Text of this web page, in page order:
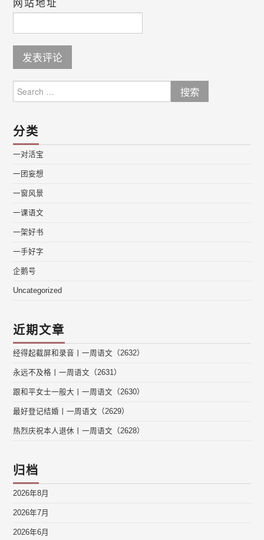
网站地址
for:
分类
一对活宝
一团妄想
一窗风景
一课语文
一架好书
一手好字
企鹅号
Uncategorized
近期文章
经得起截屏和录音丨一周语文（2632）
永远不及格丨一周语文（2631）
跟和平女士一般大丨一周语文（2630）
最好登记结婚丨一周语文（2629）
热烈庆祝本人退休丨一周语文（2628）
归档
2026年8月
2026年7月
2026年6月